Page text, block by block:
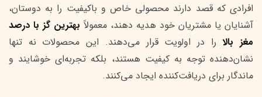
افرادی که قصد دارند محصولی خاص و باکیفیت را به دوستان،
آشنایان یا مشتریان خود هدیه دهند، معمولاً بهترین گز با درصد
مغز بالارا در اولویت قرار می‌دهند. این محصولات نه تنها
نشان‌دهنده توجه به کیفیت هستند، بلکه تجربه‌ای خوشایند و
ماندگار برای دریافت‌کننده ایجاد می‌کنند.